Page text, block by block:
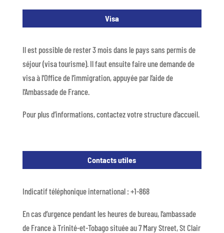
Visa
Il est possible de rester 3 mois dans le pays sans permis de
séjour (visa tourisme). Il faut ensuite faire une demande de
visa à l’Office de l’immigration, appuyée par l’aide de
l’Ambassade de France.
Pour plus d’informations, contactez votre structure d’accueil.
Contacts utiles
Indicatif téléphonique international : +1-868
En cas d’urgence pendant les heures de bureau, l’ambassade
de France à Trinité-et-Tobago située au 7 Mary Street, St Clair